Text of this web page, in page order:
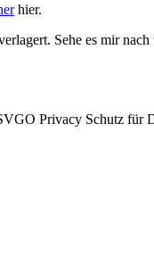
hier.
Sehe es mir
Privacy Schutz für